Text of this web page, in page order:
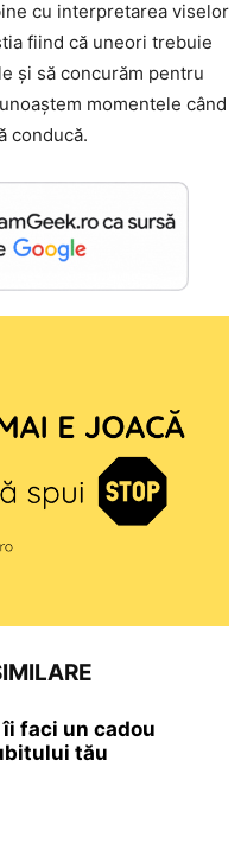
cu interpretarea viselor
fiind că uneori trebuie
și să concurăm pentru
momentele când
conducă.
faci un cadou
tău